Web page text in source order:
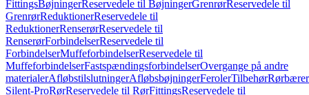
FittingsBøjningerReservedele til BøjningerGrenrørReservedele til
GrenrørReduktionerReservedele til
ReduktionerRenserørReservedele til
RenserørForbindelserReservedele til
ForbindelserMuffeforbindelserReservedele til
MuffeforbindelserFastspændingsforbindelserOvergange på andre
materialerAfløbstilslutningerAfløbsbøjningerFerolerTilbehør
Silent-ProRørReservedele til RørFittingsReservedele til